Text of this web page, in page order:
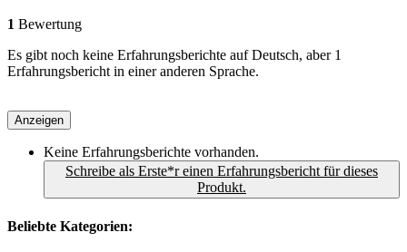
1 Bewertung
Es gibt noch keine Erfahrungsberichte auf Deutsch, aber 1
Erfahrungsbericht in einer anderen Sprache.
Anzeigen
Keine Erfahrungsberichte vorhanden.
Schreibe als Erste*r einen Erfahrungsbericht für dieses
Produkt.
Beliebte Kategorien: